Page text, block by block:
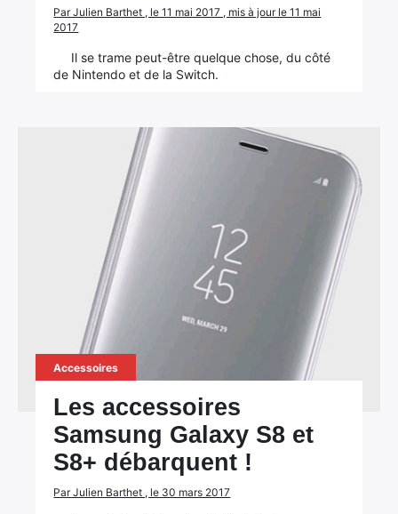
Par Julien Barthet , le 11 mai 2017 , mis à jour le 11 mai
2017
Il se trame peut-être quelque chose, du côté
de Nintendo et de la Switch.
Accessoires
Les accessoires
Samsung Galaxy S8 et
S8+ débarquent !
Par Julien Barthet , le 30 mars 2017